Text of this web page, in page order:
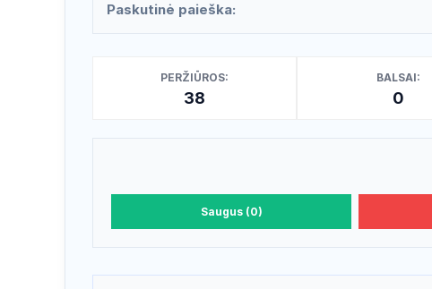
Paskutinė paieška:
PERŽIŪROS:
38
BALSAI:
0
Saugus (0)